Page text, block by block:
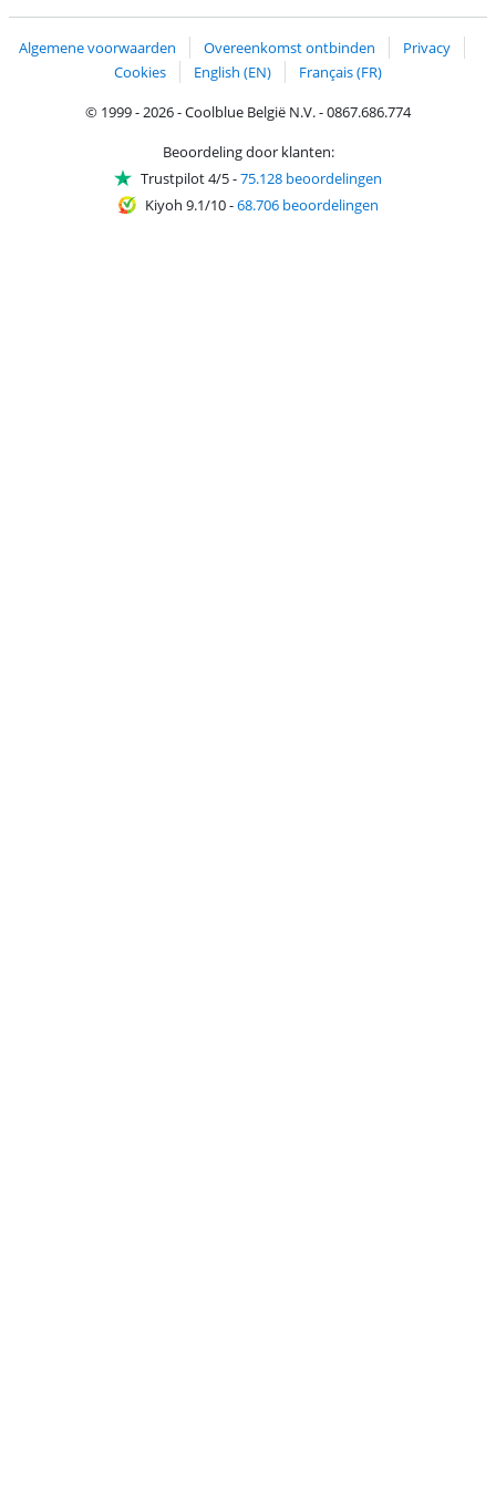
Algemene voorwaarden Overeenkomst ontbinden
Privacy
Cookies
English (EN)
Français (FR)
© 1999 - 2026 - Coolblue België N.V. - 0867.686.774
Beoordeling door klanten:
Trustpilot 4/5-75.128 beoordelingen
Kiyoh 9.1/10-68.706 beoordelingen